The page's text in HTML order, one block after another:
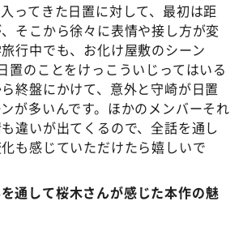
ってきた日置に対して、最初は距
そこから徐々に表情や接し方が変
行中でも、お化け屋敷のシーン
置のことをけっこういじってはいる
終盤にかけて、意外と守崎が日置
が多いんです。ほかのメンバーそれ
違いが出てくるので、全話を通し
も感じていただけたら嬉しいで
通して桜木さんが感じた本作の魅